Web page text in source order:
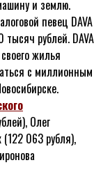
и землю.
певец DAVA
рублей. DAVA
жилья
с миллионным
Олег
063 рубля),